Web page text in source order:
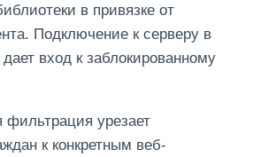
в привязке от
Подключение к серверу в
вход к заблокированному
фильтрация урезает
к конкретным веб-